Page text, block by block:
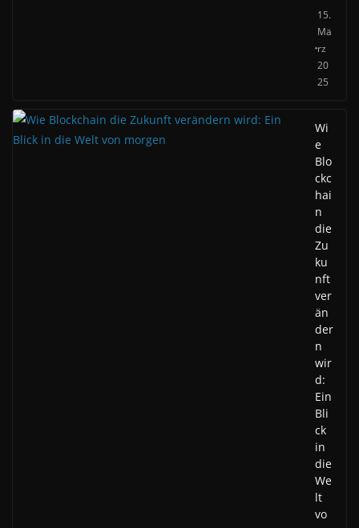
15.
Mä
rz
20
25
Wi
e
Blo
ckc
hai
n
die
Zu
ku
nft
ver
än
der
n
wir
d:
Ein
Bli
ck
in
die
We
lt
vo